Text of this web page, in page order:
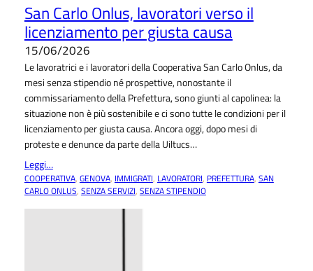
San Carlo Onlus, lavoratori verso il
licenziamento per giusta causa
15/06/2026
Le lavoratrici e i lavoratori della Cooperativa San Carlo Onlus, da
mesi senza stipendio né prospettive, nonostante il
commissariamento della Prefettura, sono giunti al capolinea: la
situazione non è più sostenibile e ci sono tutte le condizioni per il
licenziamento per giusta causa. Ancora oggi, dopo mesi di
proteste e denunce da parte della Uiltucs…
Leggi…
COOPERATIVA, GENOVA, IMMIGRATI, LAVORATORI, PREFETTURA, SAN
CARLO ONLUS, SENZA SERVIZI, SENZA STIPENDIO